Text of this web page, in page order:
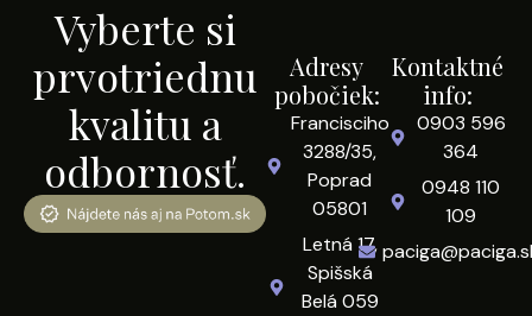
Vyberte si
prvotriednu
kvalitu a
odbornosť.
Adresy
pobočiek:
Francisciho
3288/35,
Poprad
05801
Letná 17,
Spišská
Belá 059
Kontaktné
info:
0903 596
364
0948 110
109